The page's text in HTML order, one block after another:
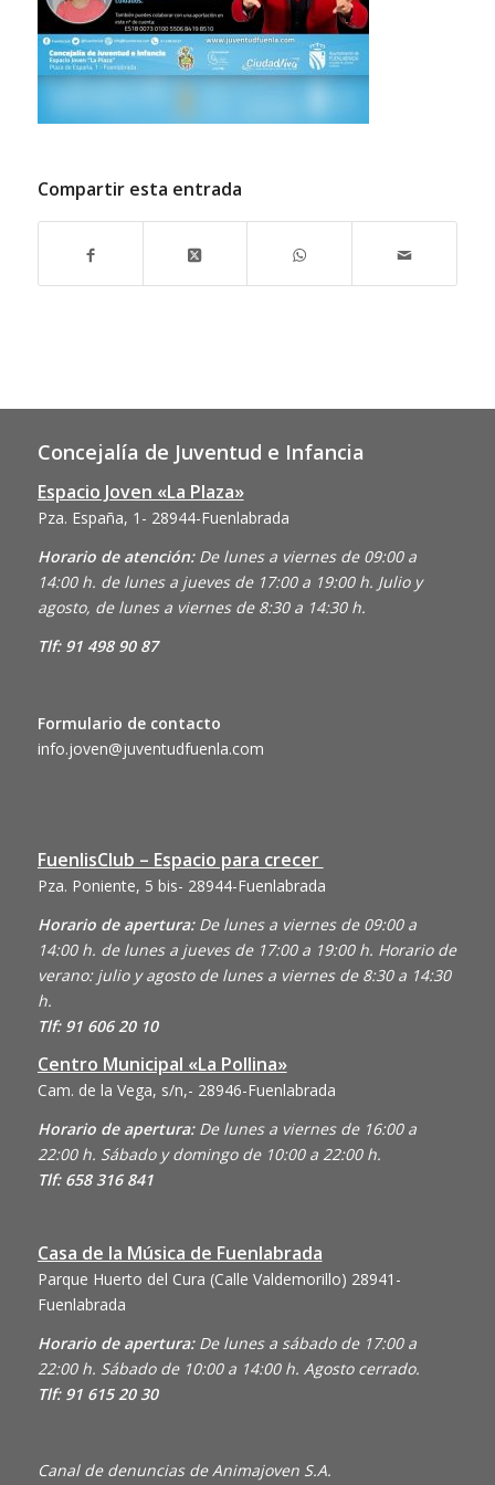
Compartir esta entrada
Concejalía de Juventud e Infancia
Espacio Joven «La Plaza»
Pza. España, 1- 28944-Fuenlabrada
Horario de atención: De lunes a viernes de 09:00 a
14:00 h. de lunes a jueves de 17:00 a 19:00 h. Julio y
agosto, de lunes a viernes de 8:30 a 14:30 h.
Tlf: 91 498 90 87
Formulario de contacto
info.joven@juventudfuenla.com
FuenlisClub – Espacio para crecer
Pza. Poniente, 5 bis- 28944-Fuenlabrada
Horario de apertura:De lunes a viernes de 09:00 a
14:00 h. de lunes a jueves de 17:00 a 19:00 h. Horario de
verano: julio y agosto de lunes a viernes de 8:30 a 14:30
h.
Tlf: 91 606 20 10
Centro Municipal «La Pollina»
Cam. de la Vega, s/n,- 28946-Fuenlabrada
Horario de apertura: De lunes a viernes de 16:00 a
22:00 h. Sábado y domingo de 10:00 a 22:00 h.
Tlf: 658 316 841
Casa de la Música de Fuenlabrada
Parque Huerto del Cura (Calle Valdemorillo) 28941-
Fuenlabrada
Horario de apertura: De lunes a sábado de 17:00 a
22:00 h. Sábado de 10:00 a 14:00 h. Agosto cerrado.
Tlf: 91 615 20 30
Canal de denuncias de Animajoven S.A.